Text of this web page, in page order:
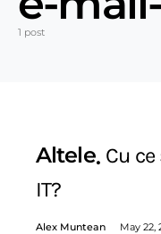
1 post
Altele Cu
IT?
Alex Muntean May 22,